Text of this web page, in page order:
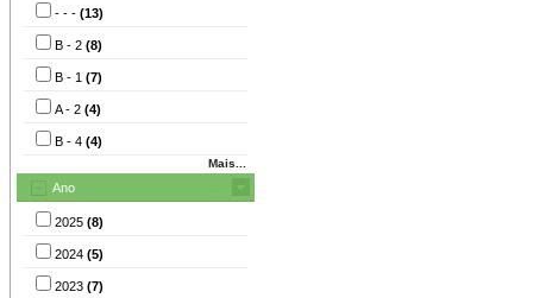
- - - (13)
B - 2 (8)
B - 1 (7)
A - 2 (4)
B - 4 (4)
Mais...
Ano
2025 (8)
2024 (5)
2023 (7)